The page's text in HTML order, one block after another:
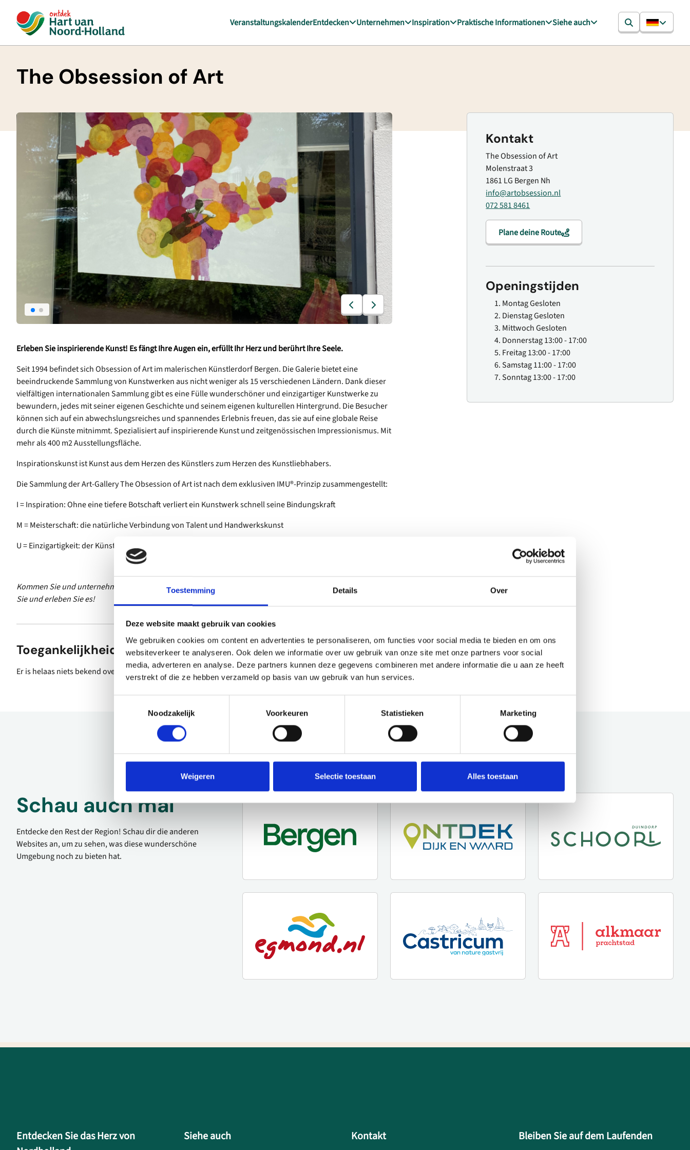
Toestemming Details Over
Deze website maakt gebruik van cookies
We gebruiken cookies om content en advertenties te personaliseren, om functies voor social media te bieden en om ons
websiteverkeer te analyseren. Ook delen we informatie over uw gebruik van onze site met onze partners voor social
media, adverteren en analyse. Deze partners kunnen deze gegevens combineren met andere informatie die u aan ze heeft
verstrekt of die ze hebben verzameld op basis van uw gebruik van hun services.
Noodzakelijk
Voorkeuren Statistieken Marketing
Weigeren Selectie toestaan Alles toestaan
VeranstaltungskalenderEntdecken Unternehmen Inspiration Praktische Informationen Siehe auch
The Obsession of Art
Erleben Sie inspirierende Kunst! Es fängt Ihre Augen ein, erfüllt Ihr Herz und berührt Ihre Seele.
Seit 1994 befindet sich Obsession of Art im malerischen Künstlerdorf Bergen. Die Galerie bietet eine
beeindruckende Sammlung von Kunstwerken aus nicht weniger als 15 verschiedenen Ländern. Dank dieser
vielfältigen internationalen Sammlung gibt es eine Fülle wunderschöner und einzigartiger Kunstwerke zu
bewundern, jedes mit seiner eigenen Geschichte und seinem eigenen kulturellen Hintergrund. Die Besucher
können sich auf ein abwechslungsreiches und spannendes Erlebnis freuen, das sie auf eine globale Reise
durch die Künste mitnimmt. Spezialisiert auf inspirierende Kunst und zeitgenössischen Impressionismus. Mit
mehr als 400 m2 Ausstellungsfläche.
Inspirationskunst ist Kunst aus dem Herzen des Künstlers zum Herzen des Kunstliebhabers.
Die Sammlung der Art-Gallery The Obsession of Art ist nach dem exklusiven IMU®-Prinzip zusammengestellt:
I = Inspiration: Ohne eine tiefere Botschaft verliert ein Kunstwerk schnell seine Bindungskraft
M = Meisterschaft: die natürliche Verbindung von Talent und Handwerkskunst
U = Einzigartigkeit: der Künstler als Schöpfer einzigartiger künstlerischer Erlebnisse
Kommen Sie und unternehmen Sie eine internationale Kunstreise. Geben Sie Ihrem Herzen Raum, kommen
Sie und erleben Sie es!
Toegankelijkheid
Er is helaas niets bekend over de toegankelijkheid.
Kontakt
The Obsession of Art
Molenstraat 3
1861 LG Bergen Nh
info@artobsession.nl
072 581 8461
Plane deine Route
Openingstijden
MontagGesloten
DienstagGesloten
MittwochGesloten
Donnerstag13:00 - 17:00
Freitag13:00 - 17:00
Samstag11:00 - 17:00
Sonntag13:00 - 17:00
Schau auch mal
Entdecke den Rest der Region! Schau dir die anderen
Websites an, um zu sehen, was diese wunderschöne
Umgebung noch zu bieten hat.
Entdecken Sie das Herz von
Siehe auch Kontakt Bleiben Sie auf dem Laufenden